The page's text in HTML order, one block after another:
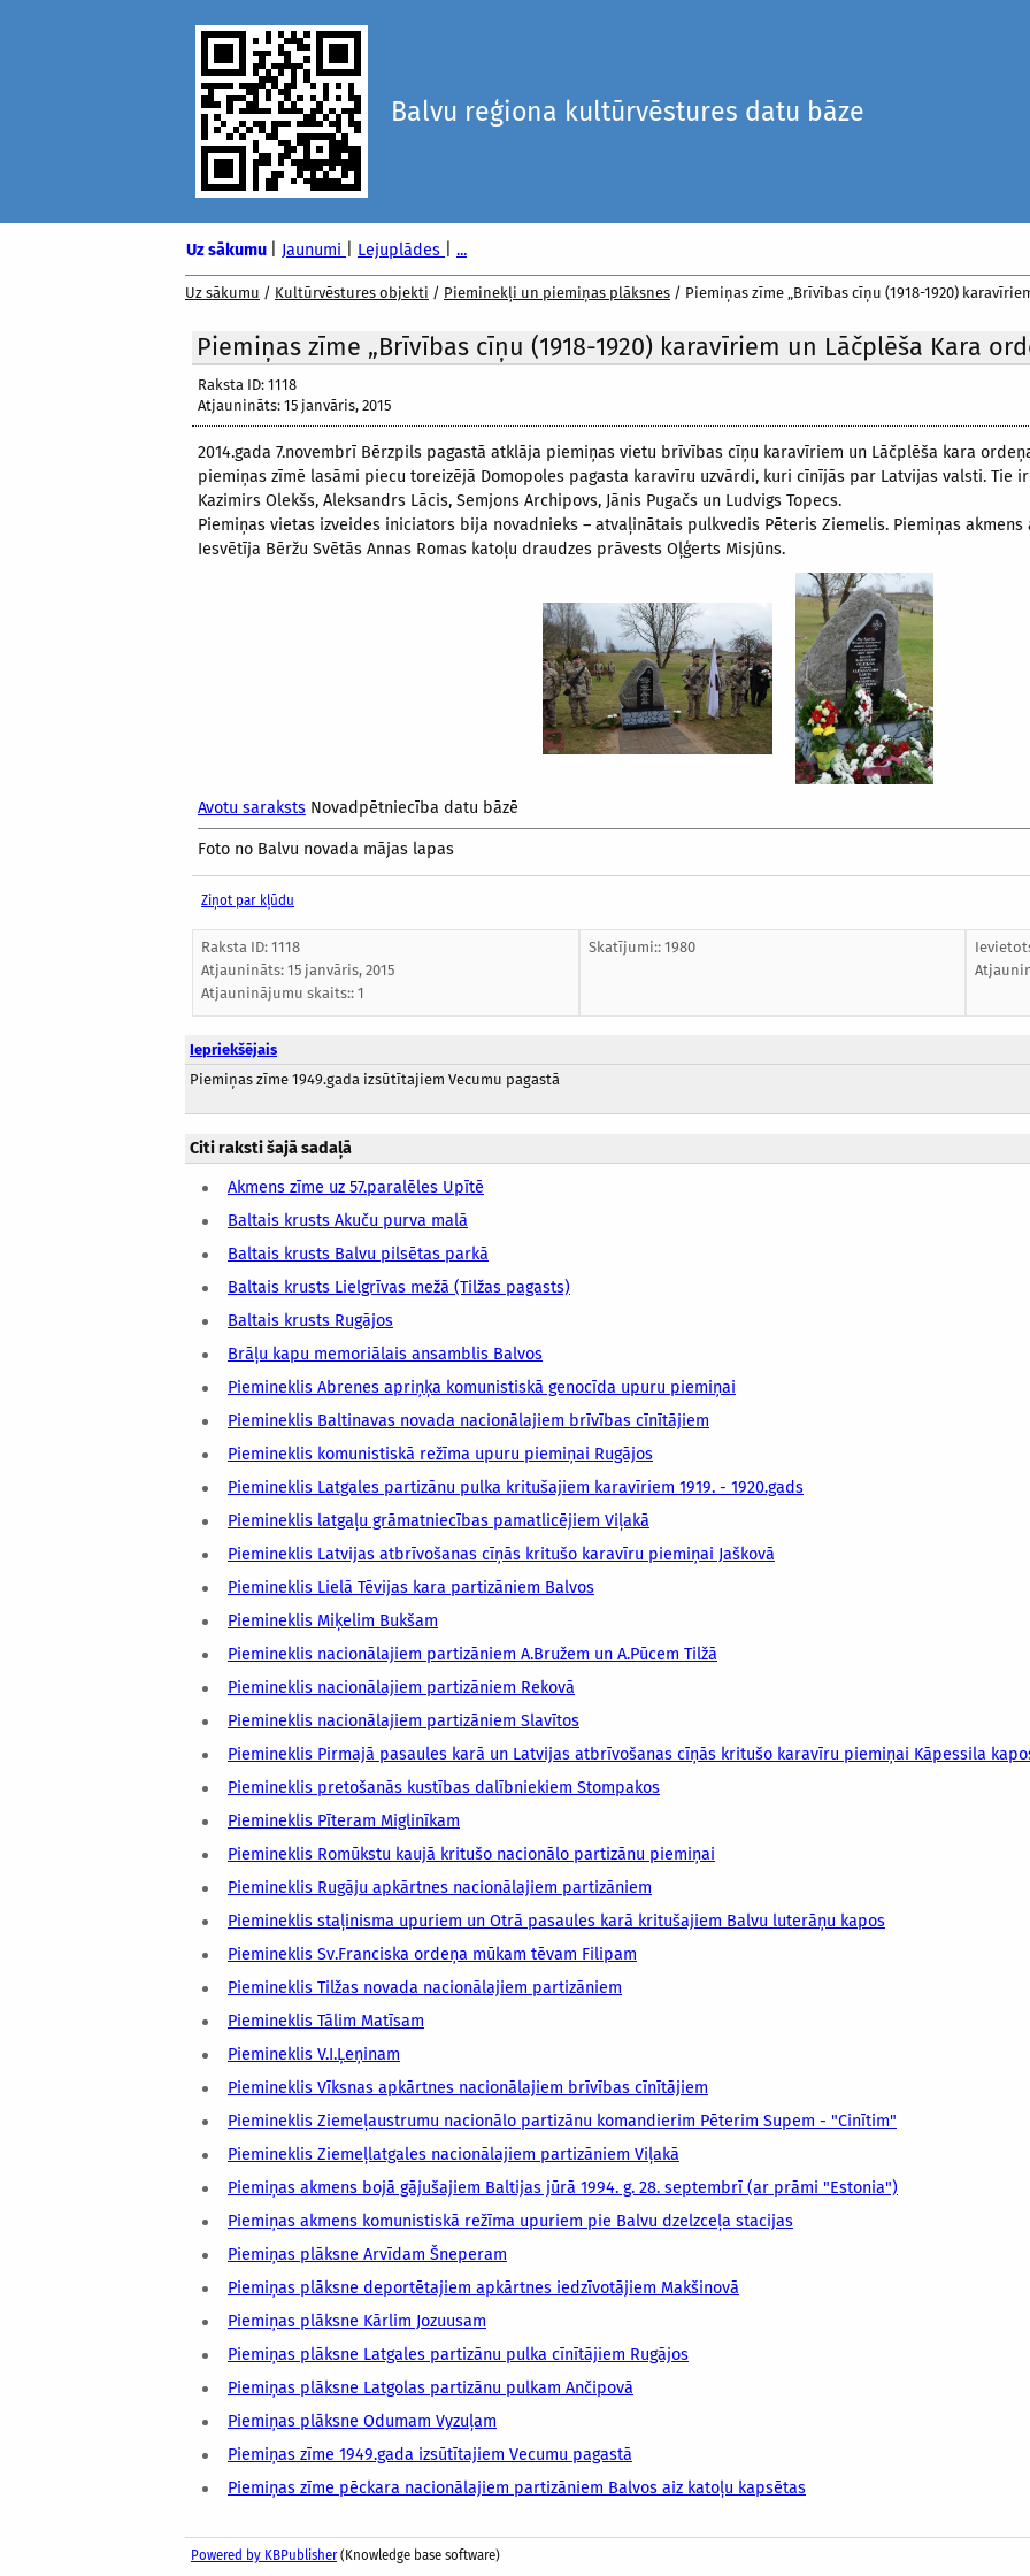
Balvu reģiona kultūrvēstures datu bāze
Uz sākumu Jaunumi Lejuplādes ...
Uz sākumu / Kultūrvēstures objekti / Pieminekļi un piemiņas plāksnes / Piemiņas zīme „Brīvības cīņu (1918-1920)
Piemiņas zīme „Brīvības cīņu (1918-1920) karavīriem un Lāčplēša Kara
Raksta ID: 1118
Atjaunināts: 15 janvāris, 2015
2014.gada 7.novembrī Bērzpils pagastā atklāja piemiņas vietu brīvības cīņu karavīriem un Lāčplēša kara
piemiņas zīmē lasāmi piecu toreizējā Domopoles pagasta karavīru uzvārdi, kuri cīnījās par Latvijas valsti. Tie
Kazimirs Olekšs, Aleksandrs Lācis, Semjons Archipovs, Jānis Pugačs un Ludvigs Topecs.
Piemiņas vietas izveides iniciators bija novadnieks – atvaļinātais pulkvedis Pēteris Ziemelis. Piemiņas akmens
Iesvētīja Bēržu Svētās Annas Romas katoļu draudzes prāvests Oļģerts Misjūns.
Avotu saraksts Novadpētniecība datu bāzē
Foto no Balvu novada mājas lapas
Ziņot par kļūdu
Raksta ID: 1118
Atjaunināts: 15 janvāris, 2015
Atjauninājumu skaits:: 1
Skatījumi:: 1980
Iepriekšējais
Piemiņas zīme 1949.gada izsūtītajiem Vecumu pagastā
Citi raksti šajā sadaļā
Akmens zīme uz 57.paralēles Upītē
Baltais krusts Akuču purva malā
Baltais krusts Balvu pilsētas parkā
Baltais krusts Lielgrīvas mežā (Tilžas pagasts)
Baltais krusts Rugājos
Brāļu kapu memoriālais ansamblis Balvos
Piemineklis Abrenes apriņķa komunistiskā genocīda upuru piemiņai
Piemineklis Baltinavas novada nacionālajiem brīvības cīnītājiem
Piemineklis komunistiskā režīma upuru piemiņai Rugājos
Piemineklis Latgales partizānu pulka kritušajiem karavīriem 1919. - 1920.gads
Piemineklis latgaļu grāmatniecības pamatlicējiem Viļakā
Piemineklis Latvijas atbrīvošanas cīņās kritušo karavīru piemiņai Jaškovā
Piemineklis Lielā Tēvijas kara partizāniem Balvos
Piemineklis Miķelim Bukšam
Piemineklis nacionālajiem partizāniem A.Bružem un A.Pūcem Tilžā
Piemineklis nacionālajiem partizāniem Rekovā
Piemineklis nacionālajiem partizāniem Slavītos
Piemineklis Pirmajā pasaules karā un Latvijas atbrīvošanas cīņās kritušo karavīru piemiņai Kāpessila
Piemineklis pretošanās kustības dalībniekiem Stompakos
Piemineklis Pīteram Miglinīkam
Piemineklis Romūkstu kaujā kritušo nacionālo partizānu piemiņai
Piemineklis Rugāju apkārtnes nacionālajiem partizāniem
Piemineklis staļinisma upuriem un Otrā pasaules karā kritušajiem Balvu luterāņu kapos
Piemineklis Sv.Franciska ordeņa mūkam tēvam Filipam
Piemineklis Tilžas novada nacionālajiem partizāniem
Piemineklis Tālim Matīsam
Piemineklis V.I.Ļeņinam
Piemineklis Vīksnas apkārtnes nacionālajiem brīvības cīnītājiem
Piemineklis Ziemeļaustrumu nacionālo partizānu komandierim Pēterim Supem - "Cinītim"
Piemineklis Ziemeļlatgales nacionālajiem partizāniem Viļakā
Piemiņas akmens bojā gājušajiem Baltijas jūrā 1994. g. 28. septembrī (ar prāmi "Estonia")
Piemiņas akmens komunistiskā režīma upuriem pie Balvu dzelzceļa stacijas
Piemiņas plāksne Arvīdam Šneperam
Piemiņas plāksne deportētajiem apkārtnes iedzīvotājiem Makšinovā
Piemiņas plāksne Kārlim Jozuusam
Piemiņas plāksne Latgales partizānu pulka cīnītājiem Rugājos
Piemiņas plāksne Latgolas partizānu pulkam Ančipovā
Piemiņas plāksne Odumam Vyzuļam
Piemiņas zīme 1949.gada izsūtītajiem Vecumu pagastā
Piemiņas zīme pēckara nacionālajiem partizāniem Balvos aiz katoļu kapsētas
Powered by KBPublisher (Knowledge base software)